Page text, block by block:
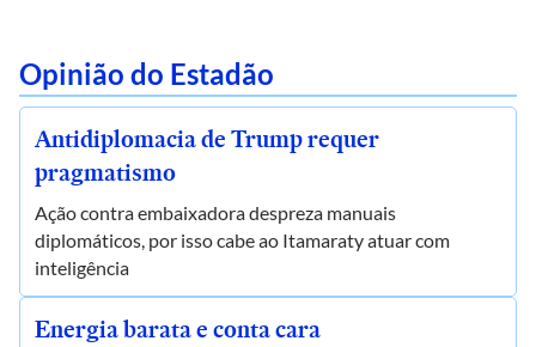
Opinião do Estadão
Antidiplomacia de Trump requer
pragmatismo
Ação contra embaixadora despreza manuais
diplomáticos, por isso cabe ao Itamaraty atuar com
inteligência
Energia barata e conta cara